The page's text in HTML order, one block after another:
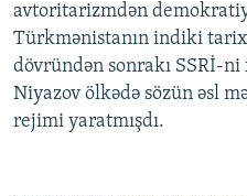
avtoritarizmdən
Türkmənistanın indiki
dövründən sonrakı SSRİ-
Niyazov ölkədə sözün əsl
rejimi yaratmışdı.